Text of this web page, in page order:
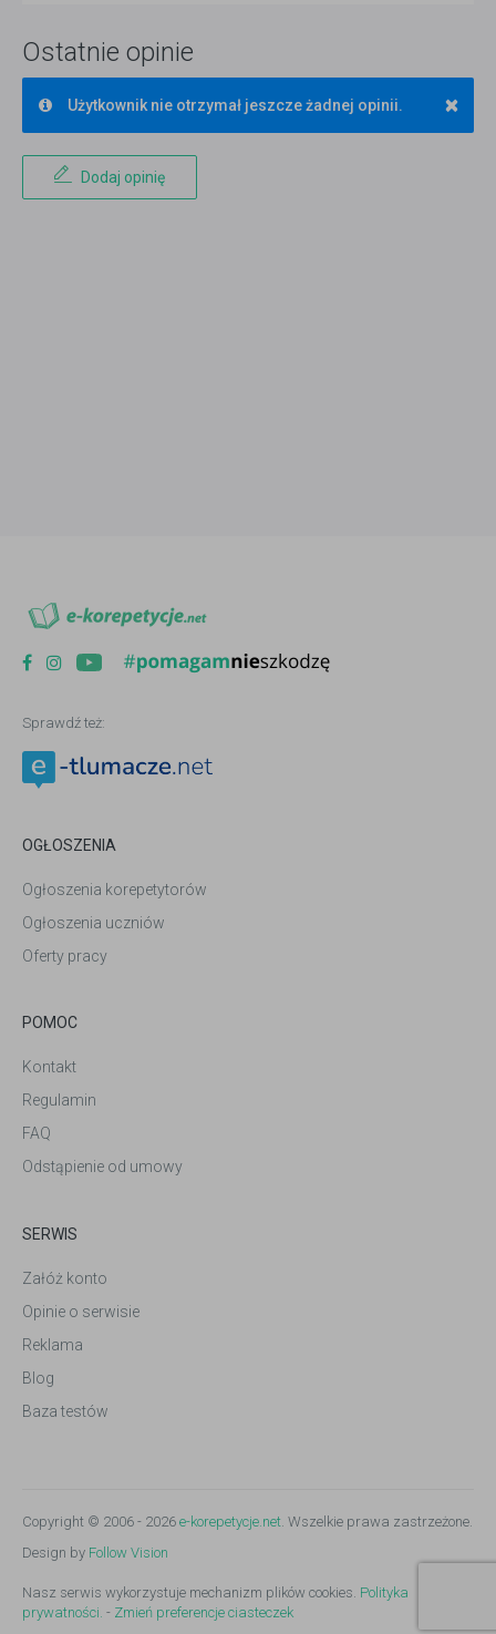
Ostatnie opinie
×
Użytkownik nie otrzymał jeszcze żadnej opinii.
Dodaj opinię
Sprawdź też:
OGŁOSZENIA
Ogłoszenia korepetytorów
Ogłoszenia uczniów
Oferty pracy
POMOC
Kontakt
Regulamin
FAQ
Odstąpienie od umowy
SERWIS
Załóż konto
Opinie o serwisie
Reklama
Blog
Baza testów
Copyright © 2006 - 2026 e-korepetycje.net . Wszelkie prawa zastrzeżone.
Design by Follow Vision
Nasz serwis wykorzystuje mechanizm plików cookies. Polityka
prywatności. - Zmień preferencje ciasteczek